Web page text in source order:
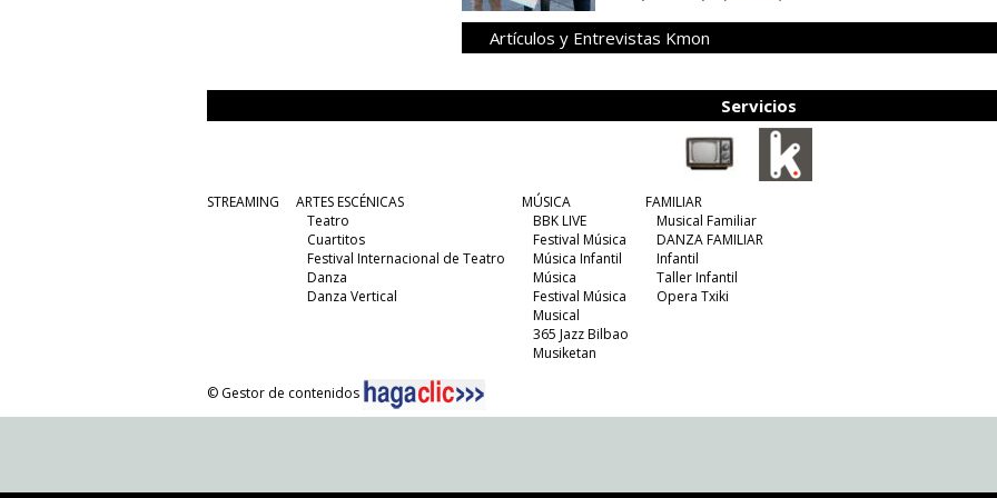
Artículos y Entrevistas Kmon
Servicios
STREAMING
ARTES ESCÉNICAS
Teatro
Cuartitos
Festival Internacional de Teatro
Danza
Danza Vertical
MÚSICA
BBK LIVE
Festival Música
Música Infantil
Música
Festival Música
Musical
365 Jazz Bilbao
Musiketan
FAMILIAR
Musical Familiar
DANZA FAMILIAR
Infantil
Taller Infantil
Opera Txiki
© Gestor de contenidos